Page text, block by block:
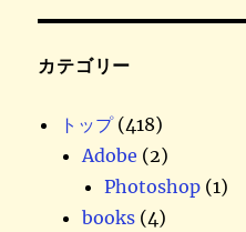
カテゴリー
トップ(418)
Adobe (2)
Photoshop (1)
books (4)